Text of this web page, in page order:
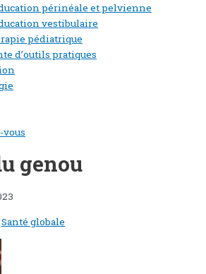
périnéale et pelvienne
vestibulaire
pédiatrique
d’outils pratiques
genou
Santé globale